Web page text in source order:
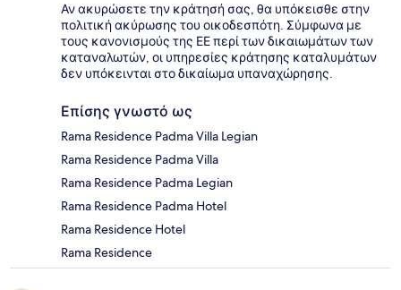
Αν ακυρώσετε την κράτησή σας, θα υπόκεισθε στην
πολιτική ακύρωσης του οικοδεσπότη. Σύμφωνα με
τους κανονισμούς της ΕΕ περί των δικαιωμάτων των
καταναλωτών, οι υπηρεσίες κράτησης καταλυμάτων
δεν υπόκεινται στο δικαίωμα υπαναχώρησης.
Επίσης γνωστό ως
Rama Residence Padma Villa Legian
Rama Residence Padma Villa
Rama Residence Padma Legian
Rama Residence Padma Hotel
Rama Residence Hotel
Rama Residence